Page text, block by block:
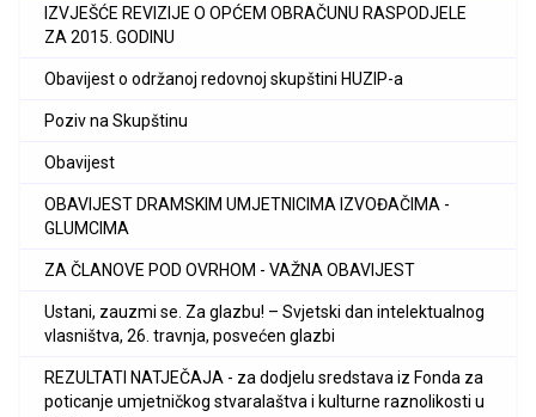
IZVJEŠĆE REVIZIJE O OPĆEM OBRAČUNU RASPODJELE
ZA 2015. GODINU
Obavijest o održanoj redovnoj skupštini HUZIP-a
Poziv na Skupštinu
Obavijest
OBAVIJEST DRAMSKIM UMJETNICIMA IZVOĐAČIMA -
GLUMCIMA
ZA ČLANOVE POD OVRHOM - VAŽNA OBAVIJEST
Ustani, zauzmi se. Za glazbu! – Svjetski dan intelektualnog
vlasništva, 26. travnja, posvećen glazbi
REZULTATI NATJEČAJA - za dodjelu sredstava iz Fonda za
poticanje umjetničkog stvaralaštva i kulturne raznolikosti u